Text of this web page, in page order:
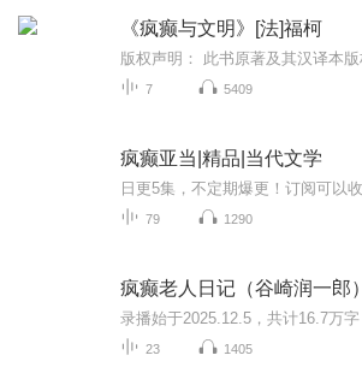
《疯癫与文明》[法]福柯
7 5409
疯癫亚当|精品|当代文学
79 1290
疯癫老人日记（谷崎润一郎）
录播始于2025.12.5，共计16.7万字
23 1405